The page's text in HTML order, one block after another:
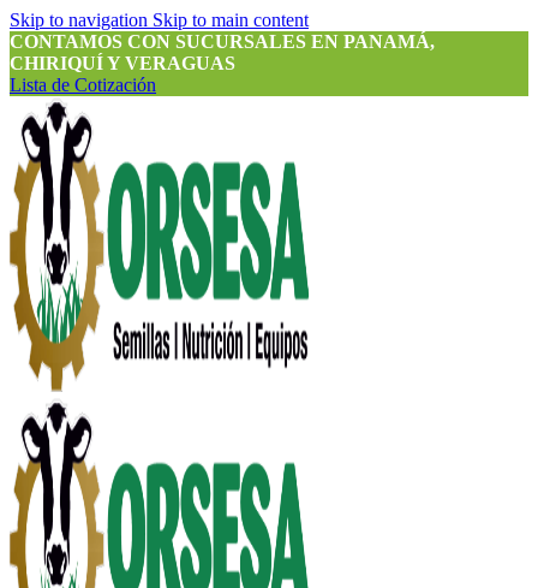
Skip to navigation Skip to main content
CONTAMOS CON SUCURSALES EN PANAMÁ,
CHIRIQUÍ Y VERAGUAS
Lista de Cotización